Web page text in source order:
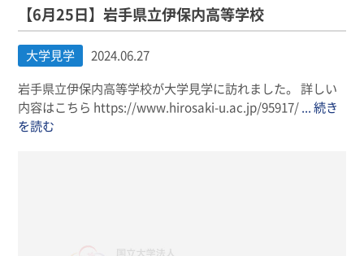
【6月25日】岩手県立伊保内高等学校
大学見学 2024.06.27
岩手県立伊保内高等学校が大学見学に訪れました。 詳しい
内容はこちら https://www.hirosaki-u.ac.jp/95917/ ... 続き
を読む